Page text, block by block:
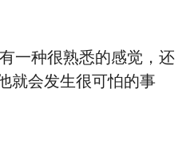
一种很熟悉的感觉，还
就会发生很可怕的事